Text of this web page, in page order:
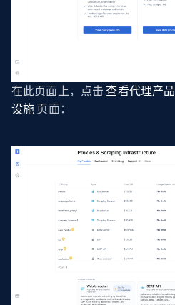
在此页面上，点击查看代理产品
设施 页面：